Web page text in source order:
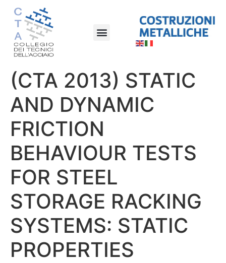
(CTA 2013) STATIC
AND DYNAMIC
FRICTION
BEHAVIOUR TESTS
FOR STEEL
STORAGE RACKING
SYSTEMS: STATIC
PROPERTIES